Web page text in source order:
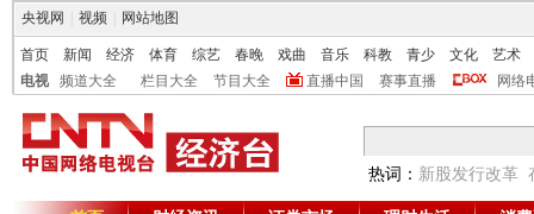
央视网 视频 网站地图
首页 新闻 经济 体育 综艺 春晚 戏曲 音乐 科教 青少 文化
艺术
电视
频道大全 栏目大全 节目大全 直播中国 赛事直播 网络
热词： 新股发行改革